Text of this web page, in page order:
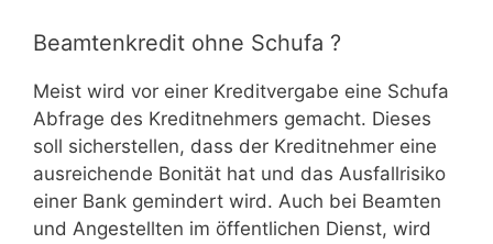
Beamtenkredit ohne Schufa ?
Meist wird vor einer Kreditvergabe eine Schufa
Abfrage des Kreditnehmers gemacht. Dieses
soll sicherstellen, dass der Kreditnehmer eine
ausreichende Bonität hat und das Ausfallrisiko
einer Bank gemindert wird. Auch bei Beamten
und Angestellten im öffentlichen Dienst, wird